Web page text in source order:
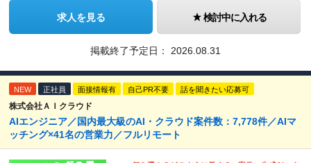
求人を見る 検討中に入れる
掲載終了予定日： 2026.08.31
NEW 正社員 面接情報有 自己PR不要 話を聞きたい応募可
株式会社ＡＩクラウド
AIエンジニア／国内最大級のAI・クラウド案件数：7,778件／AIマ
ッチング×41名の営業力／フルリモート